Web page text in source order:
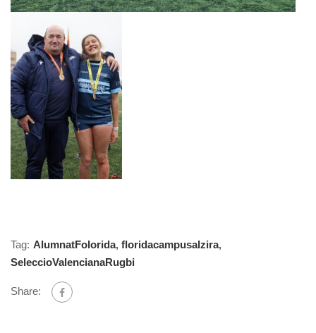
Tag: AlumnatFolorida, floridacampusalzira,
SeleccioValencianaRugbi
Share: